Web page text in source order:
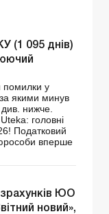
(1 095 днів)
помилки у
за якими минув
нижче.
головні
Податковий
вперше
ЮО
новий»,